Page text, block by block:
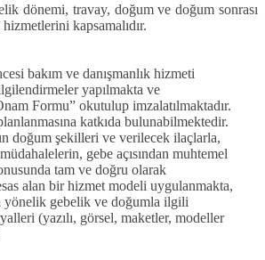
dönemi, travay, doğum ve doğum sonrası
hizmetlerini kapsamalıdır.
bakım ve danışmanlık hizmeti
yapılmakta ve
Formu” okutulup imzalatılmaktadır.
katkıda bulunabilmektedir.
doğum şekilleri ve verilecek ilaçlarla,
gebe açısından muhtemel
tam ve doğru olarak
alan bir hizmet modeli uygulanmakta,
yönelik gebelik ve doğumla ilgili
(yazılı, görsel, maketler, modeller